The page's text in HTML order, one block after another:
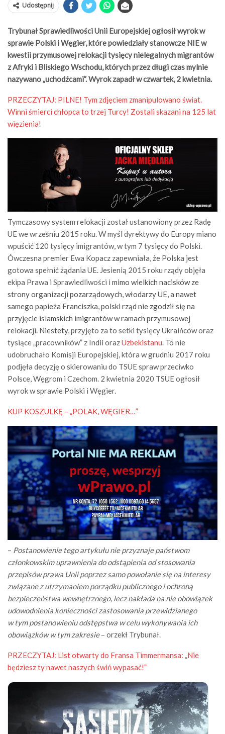
Udostępnij
Trybunał Sprawiedliwości Unii Europejskiej ogłosił wyrok w
sprawie Polski i Węgier, które powiedziały stanowcze NIE w
kwestii przymusowej relokacji tysięcy nielegalnych migrantów
z Afryki i Bliskiego Wschodu, których przez długi czas mylnie
nazywano „uchodźcami”. Wyrok zapadł w czwartek, 2 kwietnia.
PRZECZYTAJ: PILNE! Tym zdjęciem zmanipulowano świat.
Winni śmierci chłopca to trzej Turcy! Zostali skazani na 125 lat
więzienia!
Tymczasowy system relokacji został ustanowiony przez Radę
UE we wrześniu 2015 roku. W myśl dyrektywy do Europy miano
wpuścić 120 tysięcy imigrantów, w tym 7 tysięcy do Polski.
Ówczesna premier Ewa Kopacz zapewniała, że Polska jest
gotowa spełnić żądania UE. Jesienią 2015 roku rządy objęła
ekipa Prawa i Sprawiedliwości i mimo wielkich nacisków ze
strony organizacji pozarządowych, włodarzy UE, a nawet
samego papieża Franciszka, polski rząd nie zgodził się na
przyjęcie islamskich imigrantów w ramach przymusowej
relokacji. Niestety,przyjęto za to setki tysięcy Ukraińców oraz
tysiące „pracowników” z Indii orazUzbekistanu. To nie
udobruchało Komisji Europejskiej, która w grudniu 2017 roku
podjęła decyzję o skierowaniu do TSUE spraw przeciwko
Polsce, Węgrom i Czechom. 2 kwietnia 2020 TSUE ogłosił
wyrok w sprawie Polski i Węgier.
KUP KOSZULKĘ – „POLAK, WĘGIER…”
– Postanowienie tego artykułu nie przyznaje państwom
członkowskim uprawnienia do odstąpienia od stosowania
przepisów prawa Unii poprzez samo powołanie się na interesy
związane z utrzymaniem porządku publicznego i ochroną
bezpieczeństwa wewnętrznego, lecz nakłada na nie obowiązek
udowodnienia konieczności zastosowania przewidzianego
w tym postanowieniu odstępstwa w celu wykonywania ich
obowiązków w tym zakresie– orzekł Trybunał.
PRZECZYTAJ: List otwarty do Fransa Timmermansa: „Nie
będziesz ty nawet naszych świń wypasać!”